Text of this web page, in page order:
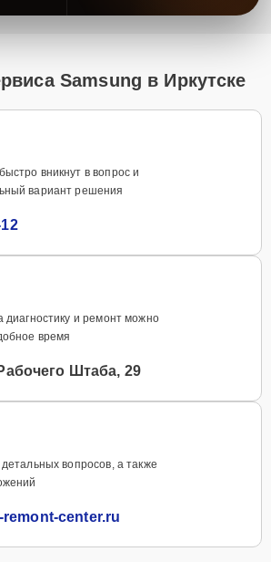
Samsung в Иркутске
вникнут в вопрос и
вариант решения
диагностику и ремонт можно
время
Штаба, 29
вопросов, а также
center.ru